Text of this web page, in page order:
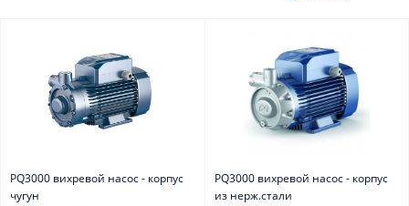
PQ3000 вихревой насос - корпус
чугун
PQ3000 вихревой насос - корпус
из нерж.стали